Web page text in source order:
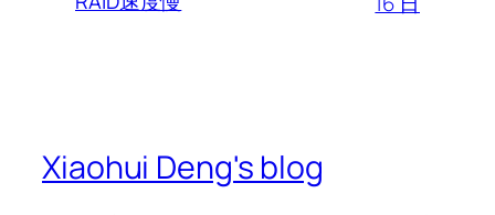
Xiaohui Deng's blog